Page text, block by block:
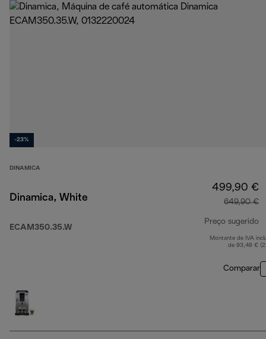
-23%
DINAMICA
Dinamica, White
ECAM350.35.W
499,90 €
649,90 €
Preço sugerido
Montante de IVA
de 93,48 €
Comparar